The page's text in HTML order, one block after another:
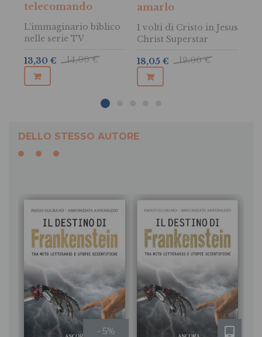
telecomando
L'immaginario biblico
nelle serie TV
14,00 €
13,30 €
amarlo
I volti di Cristo in Jesus
Christ Superstar
19,00 €
18,05 €
DELLO STESSO AUTORE
- 5%